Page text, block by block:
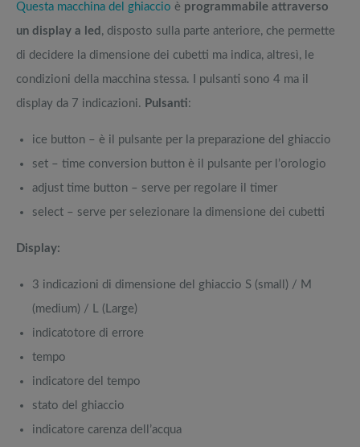
Questa macchina del ghiaccio è programmabile attraverso
un display a led , disposto sulla parte anteriore, che permette
di decidere la dimensione dei cubetti ma indica, altresì, le
condizioni della macchina stessa. I pulsanti sono 4 ma il
display da 7 indicazioni. Pulsanti:
ice button – è il pulsante per la preparazione del ghiaccio
set – time conversion button è il pulsante per l’orologio
adjust time button – serve per regolare il timer
select – serve per selezionare la dimensione dei cubetti
Display:
3 indicazioni di dimensione del ghiaccio S (small) / M
(medium) / L (Large)
indicatotore di errore
tempo
indicatore del tempo
stato del ghiaccio
indicatore carenza dell’acqua